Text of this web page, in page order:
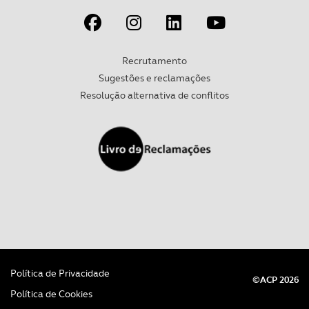
disponibilizados.
Consulte a política de cookies do site.
Recrutamento
Sugestões e reclamações
Resolução alternativa de conflitos
Política de Privacidade
Política de Cookies
©ACP 2026